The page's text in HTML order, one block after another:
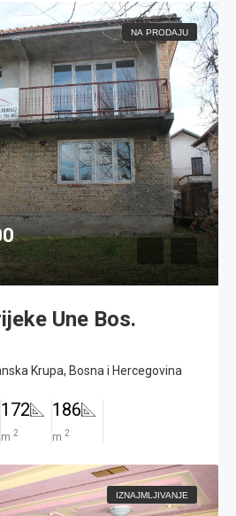
NA PRODAJU
Une Bos.
Krupa, Bosna i Hercegovina
172
m 2
186
m 2
IZNAJMLJIVANJE